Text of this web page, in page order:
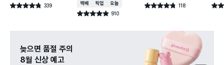
별점 4.8점 339
건 작성
택배배송매장픽업오늘배송
별점 4.9점 910
건 작성
별점 4.8점 118
건 작성 별점
늦으면 품절 주의
8월 신상 예고